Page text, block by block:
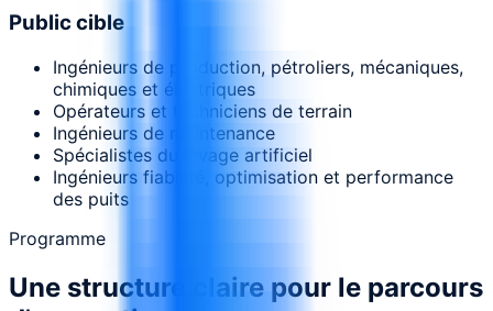
Public cible
Ingénieurs de production, pétroliers, mécaniques,
chimiques et électriques
Opérateurs et techniciens de terrain
Ingénieurs de maintenance
Spécialistes du levage artificiel
Ingénieurs fiabilité, optimisation et performance
des puits
Programme
Une structure claire pour le parcours